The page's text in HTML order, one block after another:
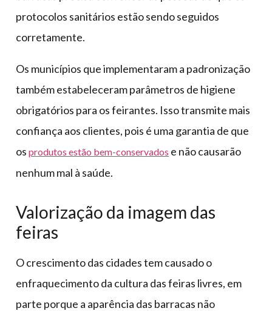
protocolos sanitários estão sendo seguidos
corretamente.
Os municípios que implementaram a padronização
também estabeleceram parâmetros de higiene
obrigatórios para os feirantes. Isso transmite mais
confiança aos clientes, pois é uma garantia de que
os produtos estão bem-conservados e não causarão
nenhum mal à saúde.
Valorização da imagem das
feiras
O crescimento das cidades tem causado o
enfraquecimento da cultura das feiras livres, em
parte porque a aparência das barracas não